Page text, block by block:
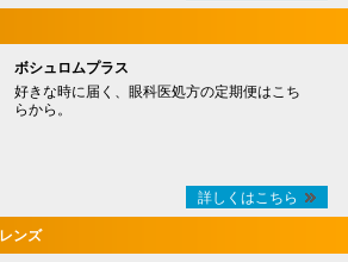
ボシュロムプラス
好きな時に届く、眼科医処方の定期便はこち
らから。
詳しくはこちら
ンズ